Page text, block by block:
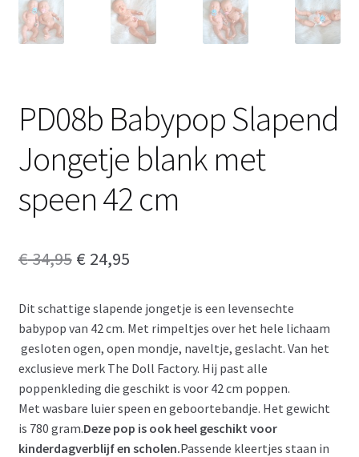
PD08b Babypop Slapend
Jongetje blank met
speen 42 cm
€34,95 Oorspronkelijke
was:
€ 34,95.
€ 24,95Huidige
is:
€ 24,95.
Dit schattige slapende jongetje is een levensechte
babypop van 42 cm. Met rimpeltjes over het hele lichaam
gesloten ogen, open mondje, naveltje, geslacht. Van het
exclusieve merk The Doll Factory. Hij past alle
poppenkleding die geschikt is voor 42 cm poppen.
Met wasbare luier speen en geboortebandje. Het gewicht
is 780 gram.Deze pop is ook heel geschikt voor
kinderdagverblijf en scholen.Passende kleertjes staan in